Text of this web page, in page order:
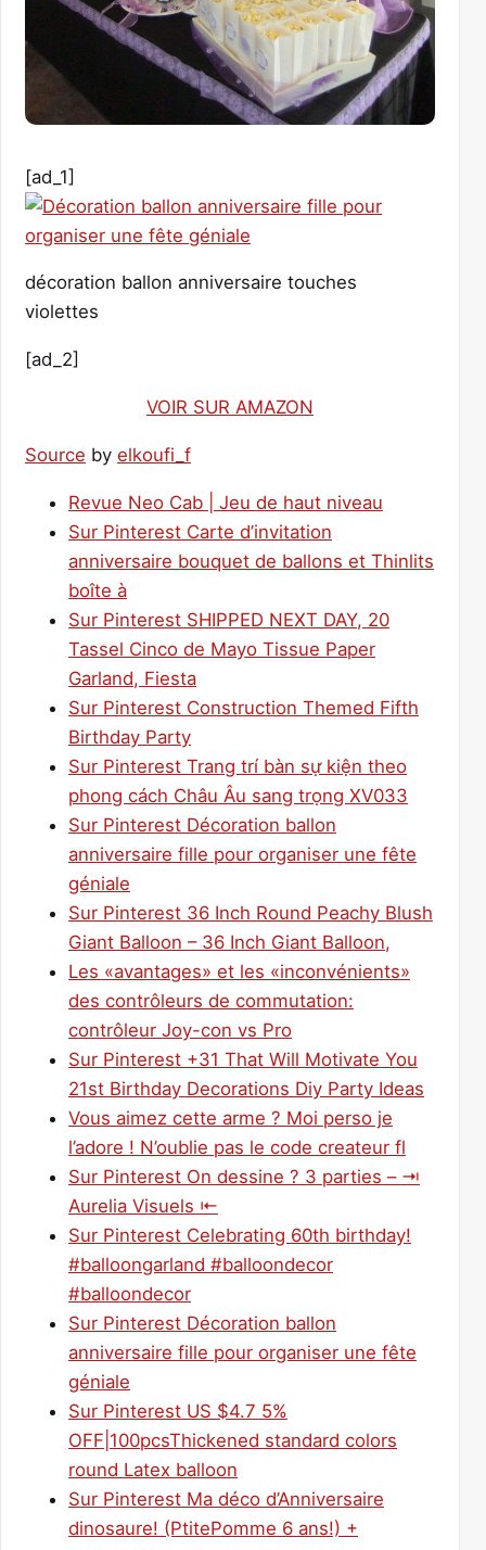
[ad_1]
décoration ballon anniversaire touches
violettes
[ad_2]
VOIR SUR AMAZON
Source by elkoufi_f
Revue Neo Cab | Jeu de haut niveau
Sur Pinterest Carte d’invitation
anniversaire bouquet de ballons et Thinlits
boîte à
Sur Pinterest SHIPPED NEXT DAY, 20
Tassel Cinco de Mayo Tissue Paper
Garland, Fiesta
Sur Pinterest Construction Themed Fifth
Birthday Party
Sur Pinterest Trang trí bàn sự kiện theo
phong cách Châu Âu sang trọng XV033
Sur Pinterest Décoration ballon
anniversaire fille pour organiser une fête
géniale
Sur Pinterest 36 Inch Round Peachy Blush
Giant Balloon – 36 Inch Giant Balloon,
Les «avantages» et les «inconvénients»
des contrôleurs de commutation:
contrôleur Joy-con vs Pro
Sur Pinterest +31 That Will Motivate You
21st Birthday Decorations Diy Party Ideas
Vous aimez cette arme ? Moi perso je
l’adore ! N’oublie pas le code createur fl
Sur Pinterest On dessine ? 3 parties – ⇥
Aurelia Visuels ⇤
Sur Pinterest Celebrating 60th birthday!
#balloongarland #balloondecor
#balloondecor
Sur Pinterest Décoration ballon
anniversaire fille pour organiser une fête
géniale
Sur Pinterest US $4.7 5%
OFF|100pcsThickened standard colors
round Latex balloon
Sur Pinterest Ma déco d’Anniversaire
dinosaure! (PtitePomme 6 ans!) +